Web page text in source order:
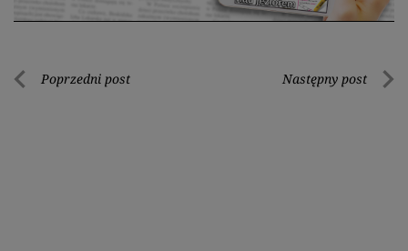
Nawigacja
Poprzedni post Następny post